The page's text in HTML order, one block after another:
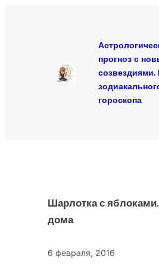
прогноз с
гороскопа
Шарлотка с
дома
6 февраля, 2016